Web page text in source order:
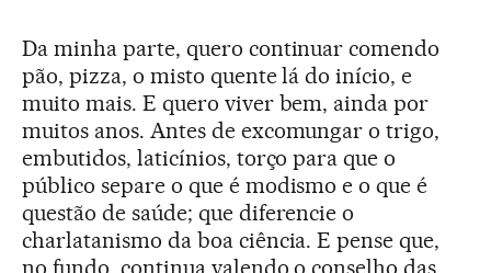
Da minha parte, quero continuar comendo
pão, pizza, o misto quente lá do início, e
muito mais. E quero viver bem, ainda por
muitos anos. Antes de excomungar o trigo,
embutidos, laticínios, torço para que o
público separe o que é modismo e o que é
questão de saúde; que diferencie o
charlatanismo da boa ciência. E pense que,
no fundo, continua valendo o conselho das